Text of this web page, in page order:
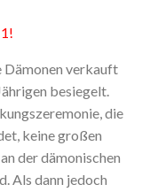
Dämonen verkauft
besiegelt.
die
keine großen
der dämonischen
Als dann jedoch